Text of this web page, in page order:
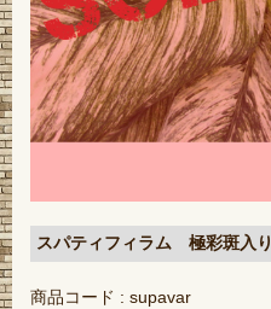
スパティフィラム 極彩斑入り
商品コード : supavar